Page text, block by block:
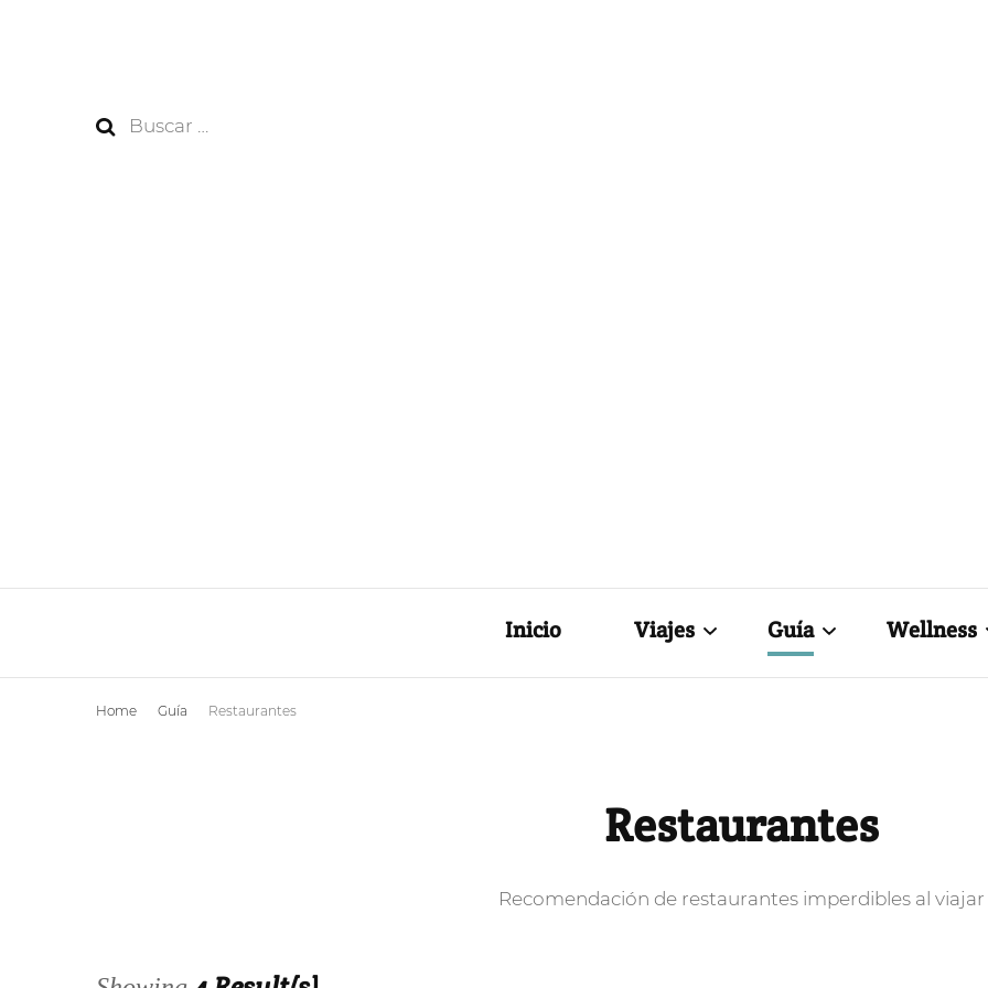
Buscar:
Huellas de
Inicio Viajes
Tips de viajes
Guía Wellness
Home Guía Restaurantes
Restaurantes
Recomendación de restaurantes imperdibles al viajar